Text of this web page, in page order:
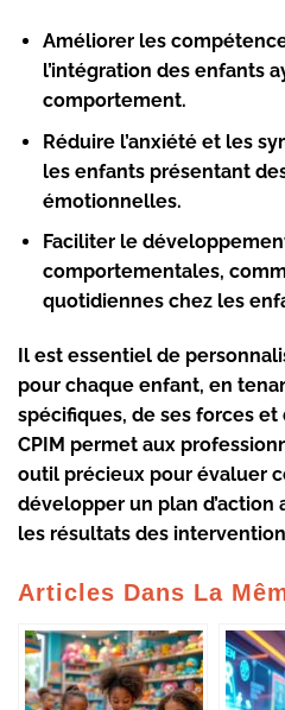
Améliorer les
l’intégration des enfants
comportement.
Réduire l’anxiété et les
les enfants présentant
émotionnelles.
Faciliter le
comportementales,
quotidiennes chez les
Il est essentiel de
pour chaque enfant, en
spécifiques, de ses forces
CPIM permet aux
outil précieux pour évaluer
développer un plan d’action
les résultats des
Articles Dans La